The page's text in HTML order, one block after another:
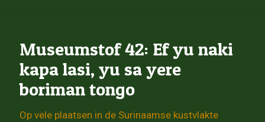
Museumstof 42: Ef yu naki
kapa lasi, yu sa yere
boriman tongo
Op vele plaatsen in de Surinaamse kustvlakte